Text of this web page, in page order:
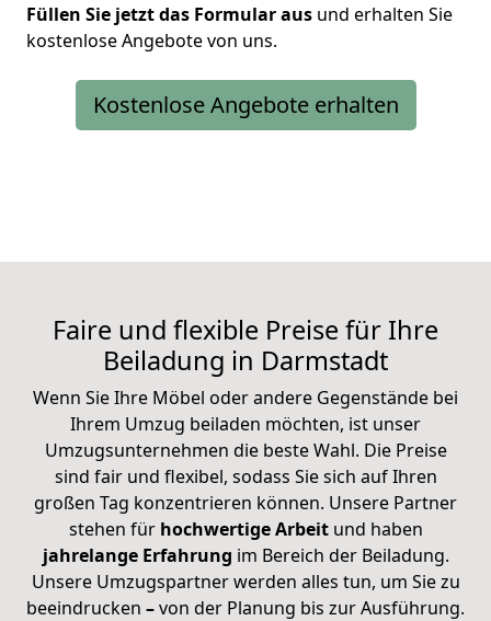
Füllen Sie jetzt das Formular aus und erhalten Sie
kostenlose Angebote von uns.
Kostenlose Angebote erhalten
Faire und flexible Preise für Ihre
Beiladung in Darmstadt
Wenn Sie Ihre Möbel oder andere Gegenstände bei
Ihrem Umzug beiladen möchten, ist unser
Umzugsunternehmen die beste Wahl. Die Preise
sind fair und flexibel, sodass Sie sich auf Ihren
großen Tag konzentrieren können. Unsere Partner
stehen fürhochwertige Arbeitund haben
jahrelange Erfahrung im Bereich der Beiladung.
Unsere Umzugspartner werden alles tun, um Sie zu
beeindrucken –von der Planung bis zur Ausführung.